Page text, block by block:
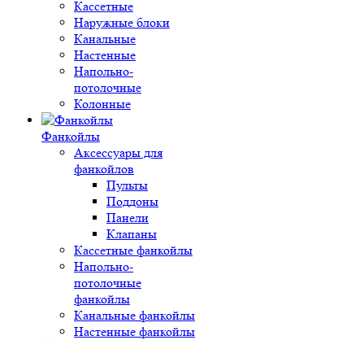
Кассетные
Наружные блоки
Канальные
Настенные
Напольно-
потолочные
Колонные
Фанкойлы
Аксессуары для
фанкойлов
Пульты
Поддоны
Панели
Клапаны
Кассетные фанкойлы
Напольно-
потолочные
фанкойлы
Канальные фанкойлы
Настенные фанкойлы